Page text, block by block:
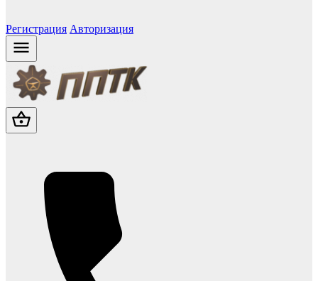
Регистрация Авторизация